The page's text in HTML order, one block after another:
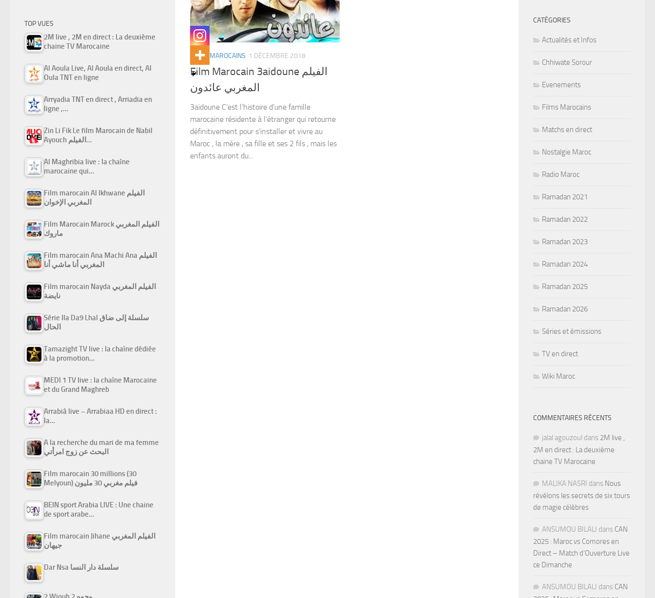
FILMS MAROCAINS 1 DÉCEMBRE 2018
Film Marocain 3aidoune الفيلم
المغربي عائدون
3aidoune C’est l’histoire d’une famille
marocaine résidente à l’étranger qui retourne
définitivement pour s’installer et vivre au
Maroc , la mère , sa fille et ses 2 fils , mais les
enfants auront du...
TOP VUES
2M live , 2M en direct : La deuxième
chaine TV Marocaine
Al Aoula Live, Al Aoula en direct, Al
Oula TNT en ligne
Arryadia TNT en direct , Arriadia en
ligne ,…
Zin Li Fik Le film Marocain de Nabil
Ayouch الفيلم…
Al Maghribia live : la chaîne
marocaine qui…
Film marocain Al Ikhwane الفيلم
المغربي الإخوان
Film Marocain Marock الفيلم المغربي
ماروك
Film marocain Ana Machi Ana الفيلم
المغربي أنا ماشي أنا
Film marocain Nayda الفيلم المغربي
نايضة
Série Ila Da9 Lhal سلسلة إلى ضاق
الحال
Tamazight TV live : la chaîne dédiée
à la promotion…
MEDI 1 TV live : la chaîne Marocaine
et du Grand Maghreb
Arrabiâ live – Arrabiaa HD en direct :
la…
A la recherche du mari de ma femme
البحث عن زوج امرأتي
Film marocain 30 millions (30
Melyoun) فيلم مغربي 30 مليون
BEIN sport Arabia LIVE : Une chaine
de sport arabe…
Film marocain Jihane الفيلم المغربي
جيهان
Dar Nsa سلسلة دار النسا
CATÉGORIES
Actualités et Infos
Chhiwate Sorour
Evenements
Films Marocains
Matchs en direct
Nostalgie Maroc
Radio Maroc
Ramadan 2021
Ramadan 2022
Ramadan 2023
Ramadan 2024
Ramadan 2025
Ramadan 2026
Séries et émissions
TV en direct
Wiki Maroc
COMMENTAIRES RÉCENTS
jalal agouzoul dans 2M live ,
2M en direct : La deuxième
chaine TV Marocaine
MALIKA NASRI dans Nous
révélons les secrets de six tours
de magie célèbres
ANSUMOU BILALI dans CAN
2025 : Maroc vs Comores en
Direct – Match d’Ouverture Live
ce Dimanche
ANSUMOU BILALI dans CAN